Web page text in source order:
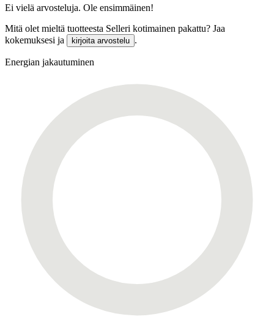
Ei vielä arvosteluja. Ole ensimmäinen!
Mitä olet mieltä tuotteesta Selleri kotimainen pakattu? Jaa
kokemuksesi ja
kirjoita arvostelu .
Energian jakautuminen